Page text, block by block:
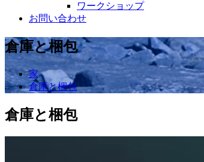
ワークショップ
お問い合わせ
倉庫と梱包
家
倉庫と梱包
倉庫と梱包